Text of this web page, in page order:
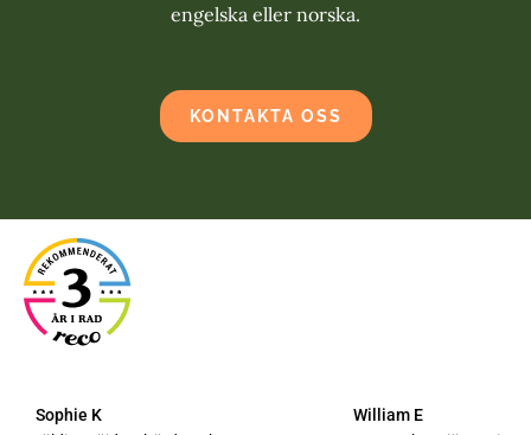
engelska eller norska.
KONTAKTA OSS